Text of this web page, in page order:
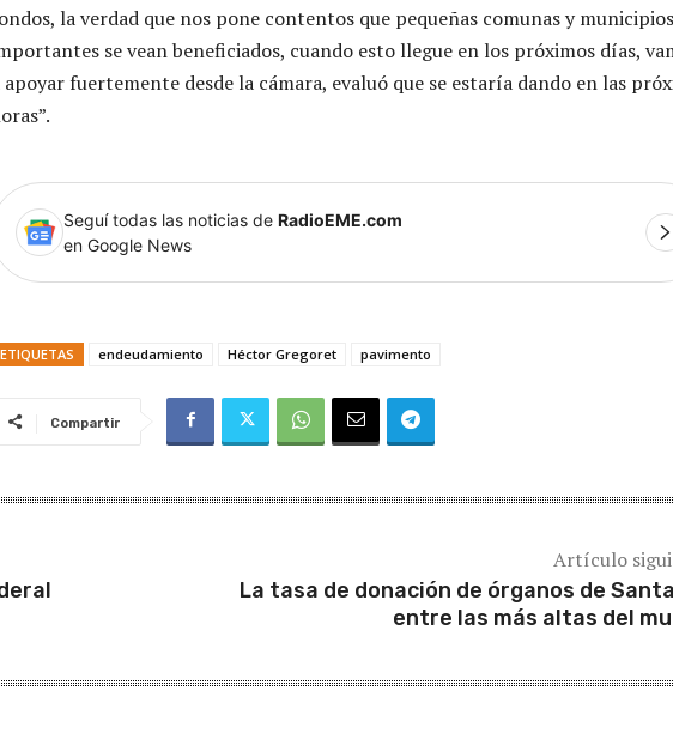
la verdad que nos pone contentos que pequeñas comunas y municipios
se vean beneficiados, cuando esto llegue en los próximos días,
apoyar fuertemente desde la cámara, evaluó que se estaría dando en las
Seguí todas las noticias de RadioEME.com
en Google News
ETIQUETAS endeudamiento Héctor Gregoret pavimento
Compartir
Artículo
La tasa de donación de órganos de
entre las más altas del